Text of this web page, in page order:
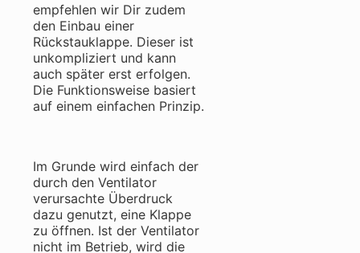
empfehlen wir Dir zudem
den Einbau einer
Rückstauklappe. Dieser ist
unkompliziert und kann
auch später erst erfolgen.
Die Funktionsweise basiert
auf einem einfachen Prinzip.
Im Grunde wird einfach der
durch den Ventilator
verursachte Überdruck
dazu genutzt, eine Klappe
zu öffnen. Ist der Ventilator
nicht im Betrieb, wird die